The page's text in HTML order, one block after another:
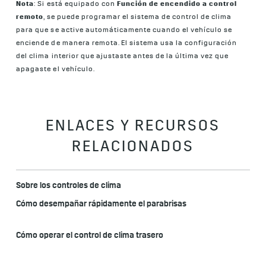
Nota: Si está equipado con Función de encendido a control
remoto, se puede programar el sistema de control de clima
para que se active automáticamente cuando el vehículo se
enciende de manera remota. El sistema usa la configuración
del clima interior que ajustaste antes de la última vez que
apagaste el vehículo.
ENLACES Y RECURSOS
RELACIONADOS
Sobre los controles de clima
Cómo desempañar rápidamente el parabrisas
Cómo operar el control de clima trasero